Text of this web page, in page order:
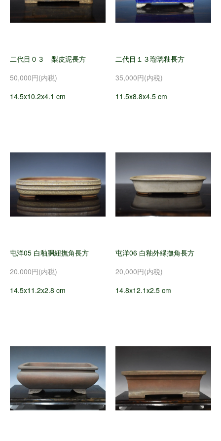
二代目０３ 梨皮泥長方
50,000円(内税)
14.5x10.2x4.1 cm
二代目１３瑠璃釉長方
35,000円(内税)
11.5x8.8x4.5 cm
屯洋05 白釉胴紐撫角長方
20,000円(内税)
14.5x11.2x2.8 cm
屯洋06 白釉外縁撫角長方
20,000円(内税)
14.8x12.1x2.5 cm